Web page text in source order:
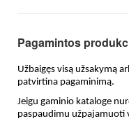
Pagamintos
Užbaigęs visą užsakymą
patvirtina pagaminimą.
Jeigu gaminio kataloge
paspaudimu užpajamuoti